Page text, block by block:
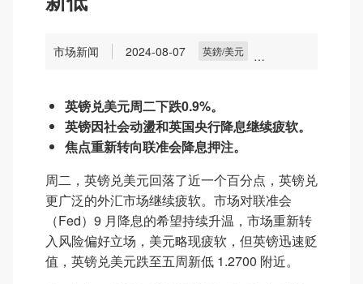
市场新闻 2024-08-07 英鎊/美元
英镑兑美元周二下跌0.9%。
英镑因社会动盪和英国央行降息继续疲软。
焦点重新转向联准会降息押注。
周二，英镑兑美元回落了近一个百分点，英镑兑
更广泛的外汇市场继续疲软。市场对联准会
（Fed）9 月降息的希望持续升温，市场重新转
入风险偏好立场，美元略现疲软，但英镑迅速贬
值，英镑兑美元跌至五周新低 1.2700 附近。